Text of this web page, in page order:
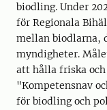
biodling. Under
för Regionala
mellan biodlarna,
myndigheter.
att hålla friska
"Kompetensnav
för biodling och